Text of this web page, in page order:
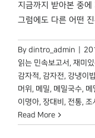
지금까지 받아본 중
그럼에도 다른 어떤
By dintro_admin
읽는 민속보고서 , 재미
감자적, 감자전, 강냉이
머위 , 메밀, 메밀국수, 메
이명아, 장대비 , 전통, 조
Read More